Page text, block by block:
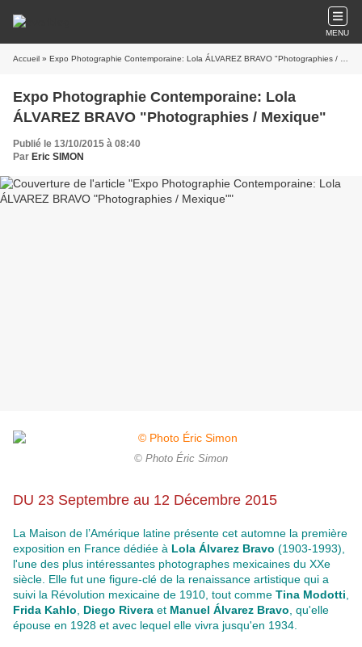
MENU
Accueil » Expo Photographie Contemporaine: Lola ÁLVAREZ BRAVO "Photographies / Mexique"
Expo Photographie Contemporaine: Lola
ÁLVAREZ BRAVO "Photographies / Mexique"
Publié le 13/10/2015 à 08:40
Par Eric SIMON
© Photo Éric Simon
DU 23 Septembre au 12 Décembre 2015
La Maison de l’Amérique latine présente cet automne la première
exposition en France dédiée à Lola Álvarez Bravo (1903-1993),
l'une des plus intéressantes photographes mexicaines du XXe
siècle. Elle fut une figure-clé de la renaissance artistique qui a
suivi la Révolution mexicaine de 1910, tout comme Tina Modotti
Frida Kahlo Diego Rivera et Manuel Álvarez Bravo , qu'elle
épouse en 1928 et avec lequel elle vivra jusqu'en 1934.